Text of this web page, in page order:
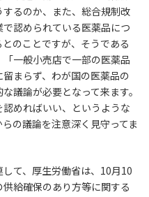
るのか、また、総合規制改
認められている医薬品につ
のことですが、そうである
一般小売店で一部の医薬品
まらず、わが国の医薬品の
議論が必要となって来ます。
めればいい、というような
の議論を注意深く見守ってま
て、厚生労働省は、10月10
給確保のあり方等に関する